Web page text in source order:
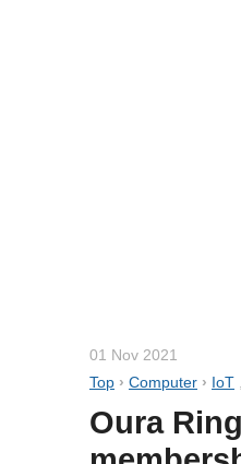
01 Nov 2021
Top › Computer › IoT ,
Oura